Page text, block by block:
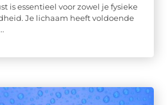
is essentieel voor zowel je fysieke
Je lichaam heeft voldoende